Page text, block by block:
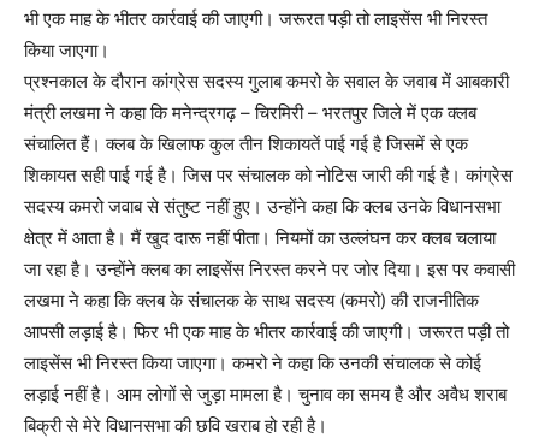
भी एक माह के भीतर कार्रवाई की जाएगी। जरूरत पड़ी तो लाइसेंस भी निरस्त
किया जाएगा।
प्रश्नकाल के दौरान कांग्रेस सदस्य गुलाब कमरो के सवाल के जवाब में आबकारी
मंत्री लखमा ने कहा कि मनेन्द्रगढ़ – चिरमिरी – भरतपुर जिले में एक क्लब
संचालित हैं। क्लब के खिलाफ कुल तीन शिकायतें पाई गई है जिसमें से एक
शिकायत सही पाई गई है। जिस पर संचालक को नोटिस जारी की गई है। कांग्रेस
सदस्य कमरो जवाब से संतुष्ट नहीं हुए। उन्होंने कहा कि क्लब उनके विधानसभा
क्षेत्र में आता है। मैं खुद दारू नहीं पीता। नियमों का उल्लंघन कर क्लब चलाया
जा रहा है। उन्होंने क्लब का लाइसेंस निरस्त करने पर जोर दिया। इस पर कवासी
लखमा ने कहा कि क्लब के संचालक के साथ सदस्य (कमरो) की राजनीतिक
आपसी लड़ाई है। फिर भी एक माह के भीतर कार्रवाई की जाएगी। जरूरत पड़ी तो
लाइसेंस भी निरस्त किया जाएगा। कमरो ने कहा कि उनकी संचालक से कोई
लड़ाई नहीं है। आम लोगों से जुड़ा मामला है। चुनाव का समय है और अवैध शराब
बिक्री से मेरे विधानसभा की छवि खराब हो रही है।